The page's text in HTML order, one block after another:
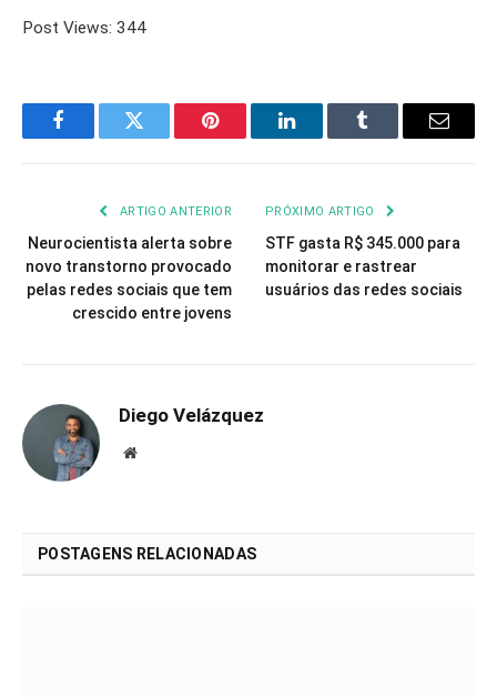
Post Views: 344
FacebookTwitter Pinterest LinkedInTumblr Email
ARTIGO ANTERIOR
Neurocientista alerta sobre
novo transtorno provocado
pelas redes sociais que tem
crescido entre jovens
PRÓXIMO ARTIGO
STF gasta R$ 345.000 para
monitorar e rastrear
usuários das redes sociais
Diego Velázquez
Website
POSTAGENS RELACIONADAS